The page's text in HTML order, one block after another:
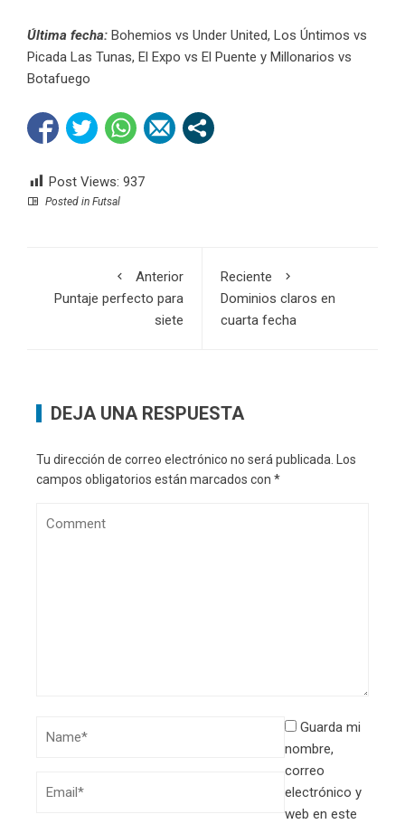
Última fecha: Bohemios vs Under United, Los Úntimos vs
Picada Las Tunas, El Expo vs El Puente y Millonarios vs
Botafuego
Post Views: 937
Posted in Futsal
Anterior
Puntaje perfecto para
siete
Reciente
Dominios claros en
cuarta fecha
DEJA UNA RESPUESTA
Tu dirección de correo electrónico no será publicada.
Los
campos obligatorios están marcados con *
Guarda mi
nombre,
correo
electrónico y
web en este